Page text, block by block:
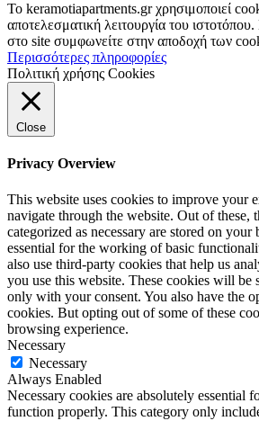
To keramotiapartments.gr χρησιμοποιεί
αποτελεσματική λειτουργία του
στο site συμφωνείτε στην αποδοχή των
Περισσότερες πληροφορίες
Πολιτική χρήσης Cookies
Close
Privacy Overview
This website uses cookies to improve your
navigate through the website. Out of these,
categorized as necessary are stored on your
essential for the working of basic
also use third-party cookies that help us
you use this website. These cookies will be
only with your consent. You also have the
cookies. But opting out of some of these
browsing experience.
Necessary
Necessary
Always Enabled
Necessary cookies are absolutely essential
function properly. This category only